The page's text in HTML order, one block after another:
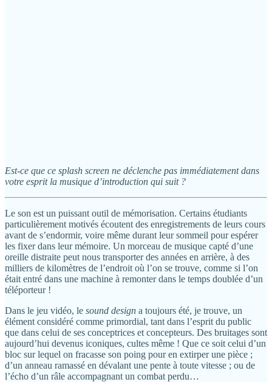
Est-ce que ce splash screen ne déclenche pas immédiatement dans
votre esprit la musique d’introduction qui suit ?
Le son est un puissant outil de mémorisation. Certains étudiants
particulièrement motivés écoutent des enregistrements de leurs cours
avant de s’endormir, voire même durant leur sommeil pour espérer
les fixer dans leur mémoire. Un morceau de musique capté d’une
oreille distraite peut nous transporter des années en arrière, à des
milliers de kilomètres de l’endroit où l’on se trouve, comme si l’on
était entré dans une machine à remonter dans le temps doublée d’un
téléporteur !
Dans le jeu vidéo, le sound design a toujours été, je trouve, un
élément considéré comme primordial, tant dans l’esprit du public
que dans celui de ses conceptrices et concepteurs. Des bruitages sont
aujourd’hui devenus iconiques, cultes même ! Que ce soit celui d’un
bloc sur lequel on fracasse son poing pour en extirper une pièce ;
d’un anneau ramassé en dévalant une pente à toute vitesse ; ou de
l’écho d’un râle accompagnant un combat perdu…